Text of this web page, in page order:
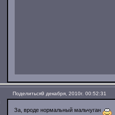
Поделиться9 декабря, 2010г. 00:52:31
За, вроде нормальный мальчуган